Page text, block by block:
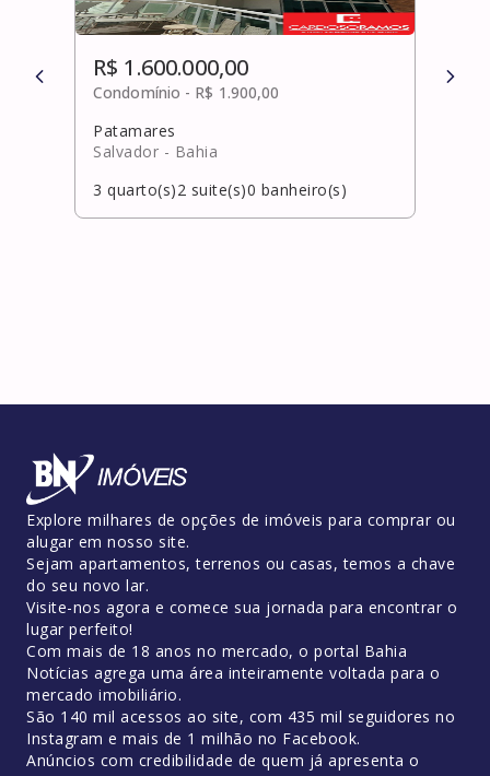
R$ 1.600.000,00
Condomínio - R$ 1.900,00
Patamares
Salvador - Bahia
3 quarto(s)2 suite(s)0 banheiro(s)
R$
Explore milhares de opções de imóveis para comprar ou
alugar em nosso site.
Sejam apartamentos, terrenos ou casas, temos a chave
do seu novo lar.
Visite-nos agora e comece sua jornada para encontrar o
lugar perfeito!
Com mais de 18 anos no mercado, o portal Bahia
Notícias agrega uma área inteiramente voltada para o
mercado imobiliário.
São 140 mil acessos ao site, com 435 mil seguidores no
Instagram e mais de 1 milhão no Facebook.
Anúncios com credibilidade de quem já apresenta o